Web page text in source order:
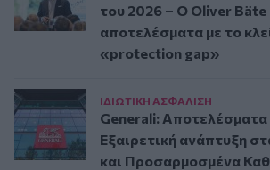
του 2026 – Ο Oliver Bäte
αποτελέσματα με το
«protection gap»
ΙΔΙΩΤΙΚΗ ΑΣΦAΛΙΣΗ
Generali:
Εξαιρετική ανάπτυξη
και Προσαρμοσμένα